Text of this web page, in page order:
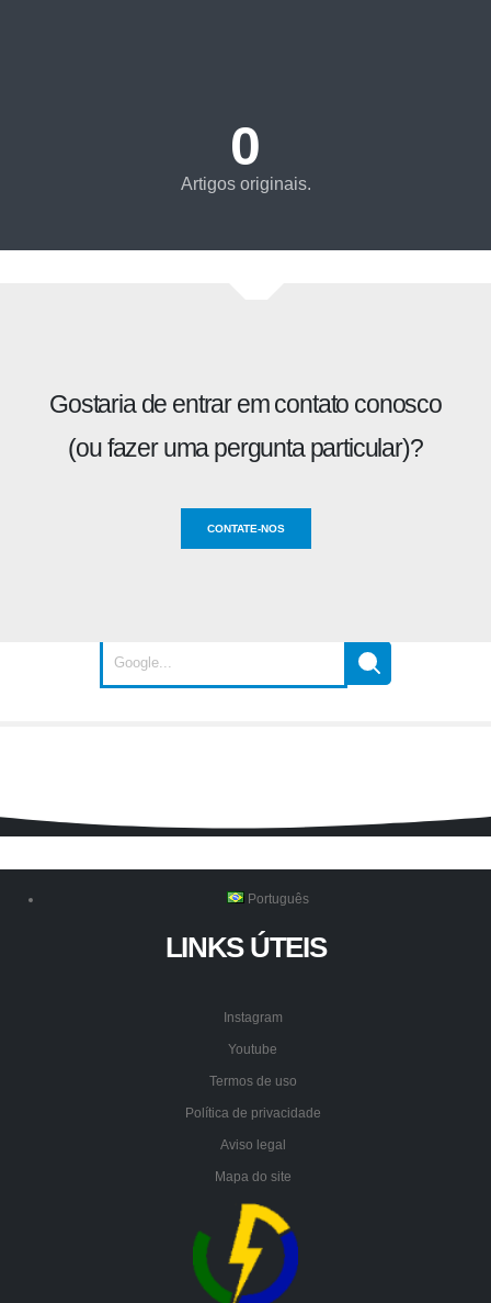
0
Artigos originais.
Gostaria de entrar em contato conosco
(ou fazer uma pergunta particular)?
CONTATE-NOS
Português
LINKS ÚTEIS
Instagram
Youtube
Termos de uso
Política de privacidade
Aviso legal
Mapa do site